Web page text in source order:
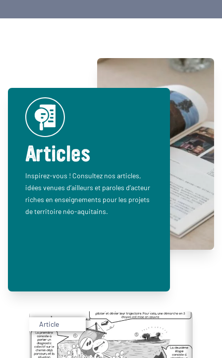
Articles
Inspirez-vous ! Consultez nos articles,
idées venues d’ailleurs et paroles d’acteur
riches en enseignements pour les projets
de territoire néo-aquitains.
Article